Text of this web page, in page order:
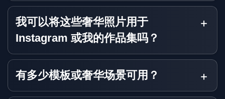
我可以将这些奢华照片用于
Instagram 或我的作品集吗？
有多少模板或奢华场景可用？